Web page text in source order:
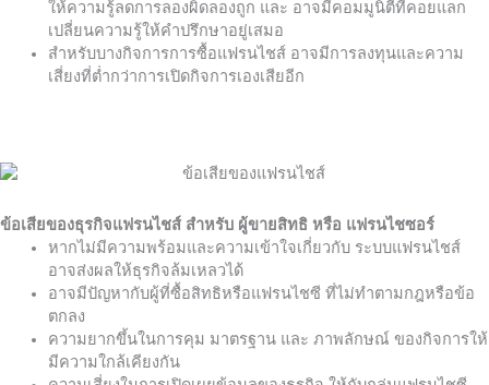
ให้ความรู้ลดการลองผิดลองถูก และ อาจมีคอมมูนิตี้ที่คอยแลก
เปลี่ยนความรู้ให้คำปรึกษาอยู่เสมอ
สำหรับบางกิจการการซื้อแฟรนไชส์ อาจมีการลงทุนและความ
เสี่ยงที่ต่ำกว่าการเปิดกิจการเองเสียอีก
ข้อเสียของธุรกิจแฟรนไชส์ สำหรับ ผู้ขายสิทธิ หรือ แฟรนไชซอร์
หากไม่มีความพร้อมและความเข้าใจเกี่ยวกับ ระบบแฟรนไชส์
อาจส่งผลให้ธุรกิจล้มเหลวได้
อาจมีปัญหากับผู้ที่ซื้อสิทธิหรือแฟรนไชซี ที่ไม่ทำตามกฎหรือข้อ
ตกลง
ความยากขึ้นในการคุม มาตรฐาน และ ภาพลักษณ์ ของกิจการให้
มีความใกล้เคียงกัน